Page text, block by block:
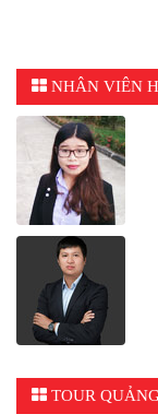
NHÂN VIÊN
TOUR